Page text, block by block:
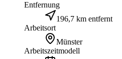
Entfernung
196,7 km entfernt
Arbeitsort
Münster
Arbeitszeitmodell